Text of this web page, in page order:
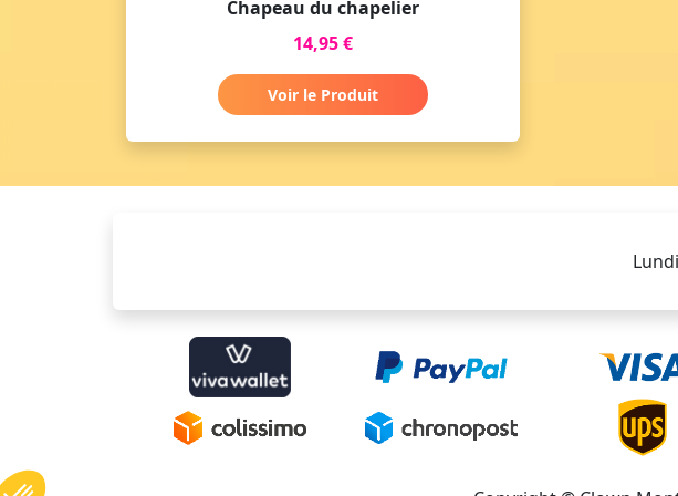
Chapeau du chapelier
14,95 €
Voir le Produit